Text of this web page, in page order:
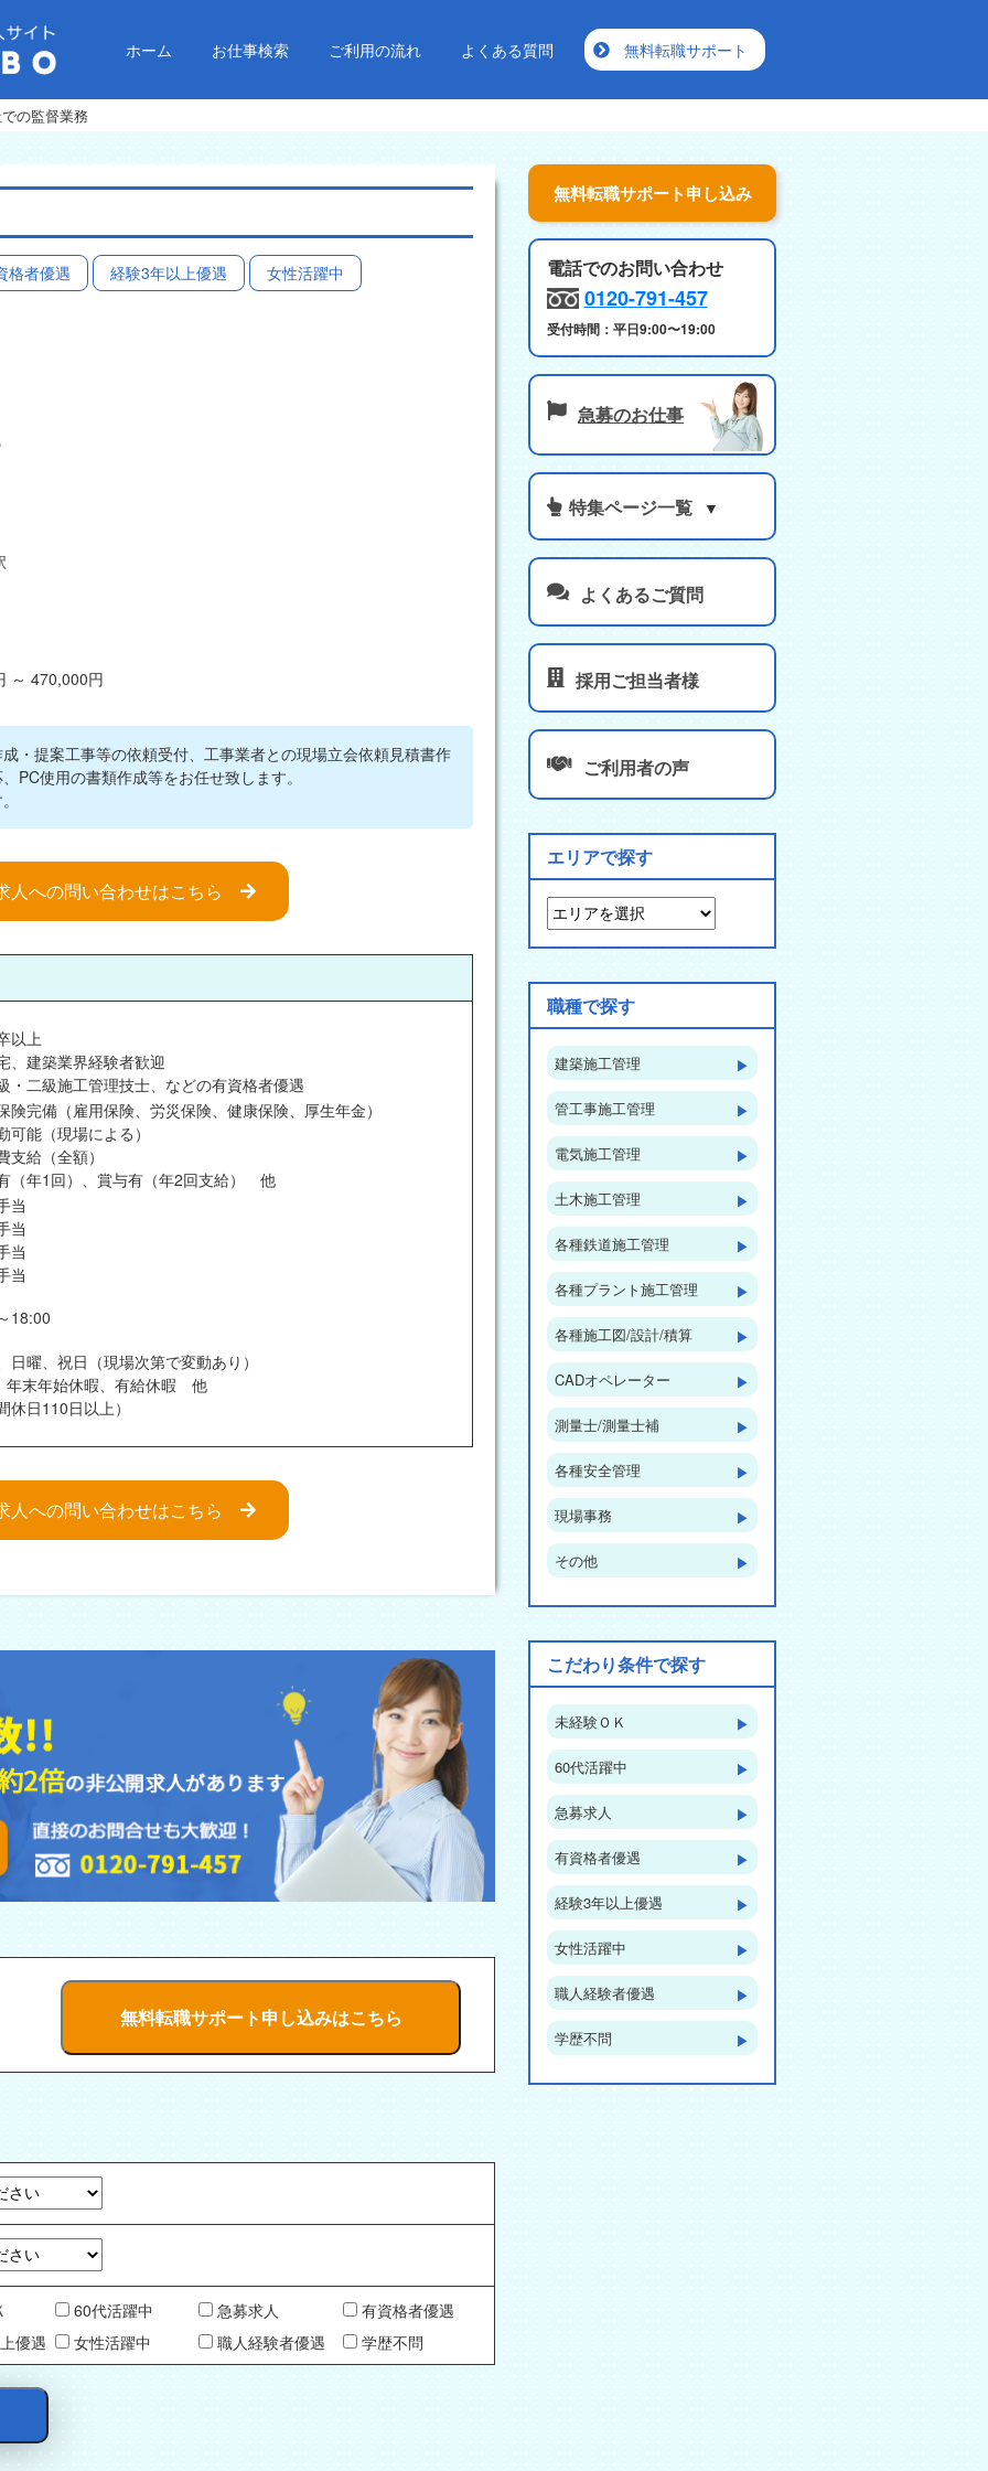
ホーム お仕事検索 ご利用の流れ よくある質問 無料転職サポート
の監督業務
格者優遇 経験3年以上優遇 女性活躍中
～ 470,000円
・提案工事等の依頼受付、工事業者との現場立会依頼見積書作
PC使用の書類作成等をお任せ致します。
人への問い合わせはこちら
以上
、建築業界経験者歓迎
・二級施工管理技士、などの有資格者優遇
険完備（雇用保険、労災保険、健康保険、厚生年金）
可能（現場による）
支給（全額）
（年1回）、賞与有（年2回支給） 他
当
当
当
当
18:00
日曜、祝日（現場次第で変動あり）
年末年始休暇、有給休暇 他
休日110日以上）
人への問い合わせはこちら
60代活躍中 急募求人
有資格者優遇
優遇
女性活躍中 職人経験者優遇 学歴不問
電話でのお問い合わせ
0120-791-457
受付時間：平日9:00〜19:00
急募のお仕事
よくあるご質問
採用ご担当者様
ご利用者の声
エリアで探す
職種で探す
建築施工管理 ▶︎
管工事施工管理 ▶︎
電気施工管理 ▶︎
土木施工管理 ▶︎
各種鉄道施工管理 ▶︎
各種プラント施工管理 ▶︎
各種施工図/設計/積算 ▶︎
CADオペレーター ▶︎
測量士/測量士補 ▶︎
各種安全管理 ▶︎
現場事務 ▶︎
その他 ▶︎
こだわり条件で探す
未経験ＯＫ ▶︎
60代活躍中 ▶︎
急募求人 ▶︎
有資格者優遇 ▶︎
経験3年以上優遇 ▶︎
女性活躍中 ▶︎
職人経験者優遇 ▶︎
学歴不問 ▶︎